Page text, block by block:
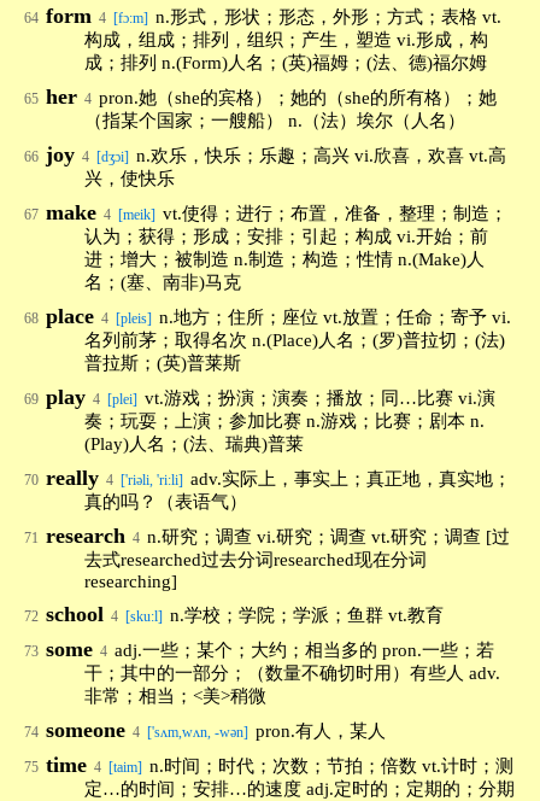
64 form 4 [fɔ:m] n.形式，形状；形态，外形；方式；表格 vt.
构成，组成；排列，组织；产生，塑造 vi.形成，构
成；排列 n.(Form)人名；(英)福姆；(法、德)福尔姆
65 her 4 pron.她（she的宾格）；她的（she的所有格）；她
（指某个国家；一艘船） n.（法）埃尔（人名）
66 joy 4 [dʒɔi] n.欢乐，快乐；乐趣；高兴 vi.欣喜，欢喜 vt.高
兴，使快乐
67 make 4 [meik] vt.使得；进行；布置，准备，整理；制造；
认为；获得；形成；安排；引起；构成 vi.开始；前
进；增大；被制造 n.制造；构造；性情 n.(Make)人
名；(塞、南非)马克
68 place 4 [pleis] n.地方；住所；座位 vt.放置；任命；寄予 vi.
名列前茅；取得名次 n.(Place)人名；(罗)普拉切；(法)
普拉斯；(英)普莱斯
69 play 4 [plei] vt.游戏；扮演；演奏；播放；同…比赛 vi.演
奏；玩耍；上演；参加比赛 n.游戏；比赛；剧本 n.
(Play)人名；(法、瑞典)普莱
70 really 4 ['riəli, 'ri:li] adv.实际上，事实上；真正地，真实地；
真的吗？（表语气）
71 research 4 n.研究；调查 vi.研究；调查 vt.研究；调查 [过
去式researched过去分词researched现在分词
researching]
72 school 4 [sku:l] n.学校；学院；学派；鱼群 vt.教育
73 some 4 adj.一些；某个；大约；相当多的 pron.一些；若
干；其中的一部分；（数量不确切时用）有些人 adv.
非常；相当；<美>稍微
74 someone 4 ['sʌm,wʌn, -wən] pron.有人，某人
75 time 4 [taim] n.时间；时代；次数；节拍；倍数 vt.计时；测
定…的时间；安排…的速度 adj.定时的；定期的；分期